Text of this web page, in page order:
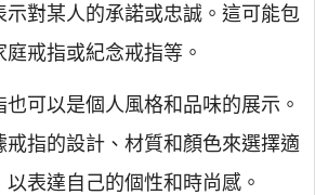
示對某人的承諾或忠誠。這可能包
戒指或紀念戒指等。
可以是個人風格和品味的展示。
戒指的設計、材質和顏色來選擇適
表達自己的個性和時尚感。